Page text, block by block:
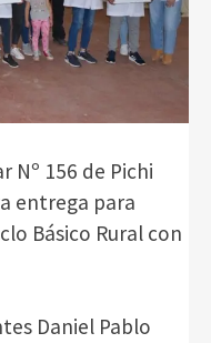
Nº 156 de Pichi
entrega para
Básico Rural con
Daniel Pablo